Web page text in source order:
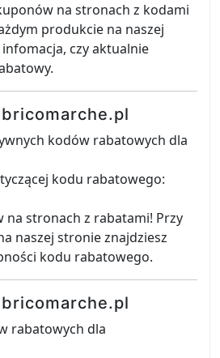
na stronach z kodami
produkcie na naszej
czy aktualnie
kodów rabatowych dla
kodu rabatowego:
na stronach z rabatami! Przy
naszej stronie znajdziesz
kodu rabatowego.
rabatowych dla